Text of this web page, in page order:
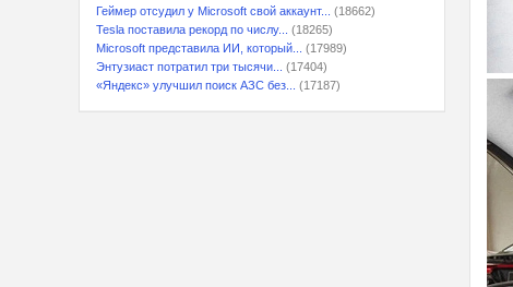
Геймер отсудил у Microsoft свой аккаунт...
(18662)
Tesla поставила рекорд по числу...
(18265)
Microsoft представила ИИ, который...
(17989)
Энтузиаст потратил три тысячи...
(17404)
«Яндекс» улучшил поиск АЗС без...
(17187)